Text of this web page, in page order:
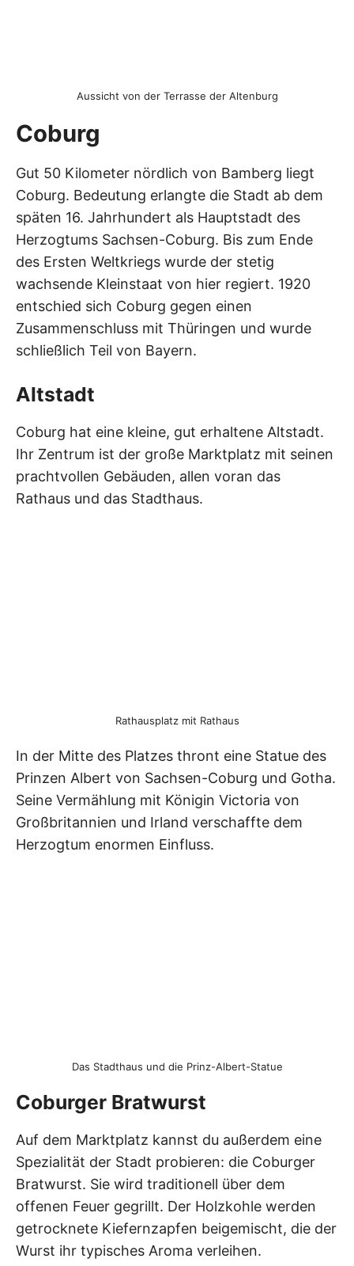
Aussicht von der Terrasse der Altenburg
Coburg
Gut 50 Kilometer nördlich von Bamberg liegt
Coburg. Bedeutung erlangte die Stadt ab dem
späten 16. Jahrhundert als Hauptstadt des
Herzogtums Sachsen-Coburg. Bis zum Ende
des Ersten Weltkriegs wurde der stetig
wachsende Kleinstaat von hier regiert. 1920
entschied sich Coburg gegen einen
Zusammenschluss mit Thüringen und wurde
schließlich Teil von Bayern.
Altstadt
Coburg hat eine kleine, gut erhaltene Altstadt.
Ihr Zentrum ist der große Marktplatz mit seinen
prachtvollen Gebäuden, allen voran das
Rathaus und das Stadthaus.
Rathausplatz mit Rathaus
In der Mitte des Platzes thront eine Statue des
Prinzen Albert von Sachsen-Coburg und Gotha.
Seine Vermählung mit Königin Victoria von
Großbritannien und Irland verschaffte dem
Herzogtum enormen Einfluss.
Das Stadthaus und die Prinz-Albert-Statue
Coburger Bratwurst
Auf dem Marktplatz kannst du außerdem eine
Spezialität der Stadt probieren: die Coburger
Bratwurst. Sie wird traditionell über dem
offenen Feuer gegrillt. Der Holzkohle werden
getrocknete Kiefernzapfen beigemischt, die der
Wurst ihr typisches Aroma verleihen.